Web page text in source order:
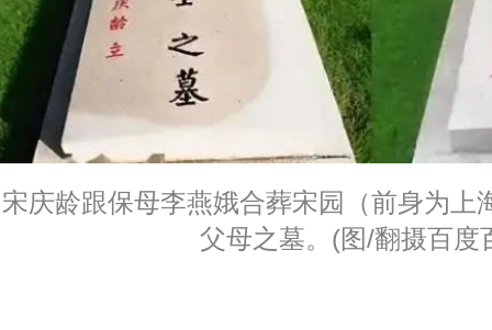
宋庆龄跟保母李燕娥合葬宋园（前身为上
父母之墓。(图/翻摄百度